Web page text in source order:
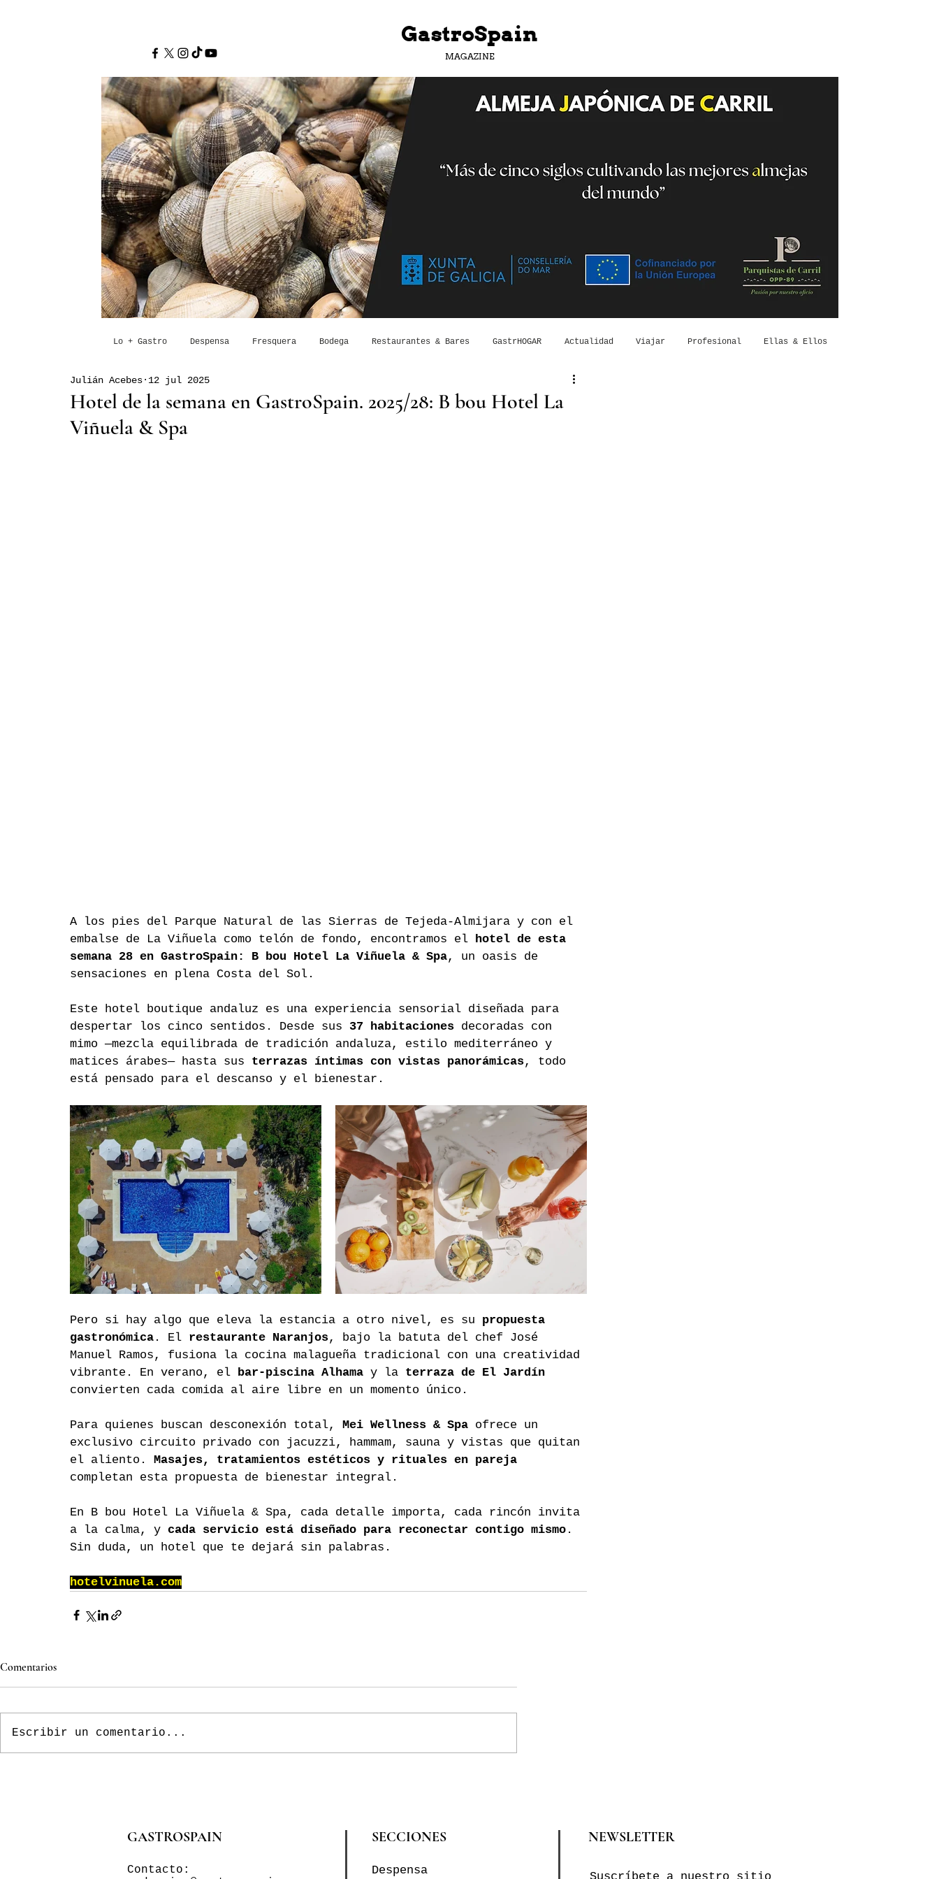
GastroSpain
MAGAZINE
Lo + Gastro Despensa Fresquera Bodega Restaurantes & Bares GastrHOGAR Actualidad Viajar Profesional Ellas & Ellos
Hotel de la semana en GastroSpain. 2025/28: B bou Hotel La
Viñuela & Spa
Julián Acebes 12 jul 2025
A los pies del Parque Natural de las Sierras de Tejeda-Almijara y con el
embalse de La Viñuela como telón de fondo, encontramos el hotel de esta
semana 28 en GastroSpain: B bou Hotel La Viñuela & Spa, un oasis de
sensaciones en plena Costa del Sol.
Este hotel boutique andaluz es una experiencia sensorial diseñada para
despertar los cinco sentidos. Desde sus 37 habitaciones decoradas con
mimo —mezcla equilibrada de tradición andaluza, estilo mediterráneo y
matices árabes— hasta sus terrazas íntimas con vistas panorámicas, todo
está pensado para el descanso y el bienestar.
Pero si hay algo que eleva la estancia a otro nivel, es su propuesta
gastronómica . El restaurante Naranjos, bajo la batuta del chef José
Manuel Ramos, fusiona la cocina malagueña tradicional con una creatividad
vibrante. En verano, el bar-piscina Alhama y la terraza de El Jardín
convierten cada comida al aire libre en un momento único.
Para quienes buscan desconexión total, Mei Wellness & Spa ofrece un
exclusivo circuito privado con jacuzzi, hammam, sauna y vistas que quitan
el aliento. Masajes, tratamientos estéticos y rituales en pareja
completan esta propuesta de bienestar integral.
En B bou Hotel La Viñuela & Spa, cada detalle importa, cada rincón invita
a la calma, y cada servicio está diseñado para reconectar contigo mismo .
Sin duda, un hotel que te dejará sin palabras.
hotelvinuela.com
Comentarios
Escribir un comentario...
GASTROSPAIN
Contacto:
SECCIONES
Despensa
NEWSLETTER